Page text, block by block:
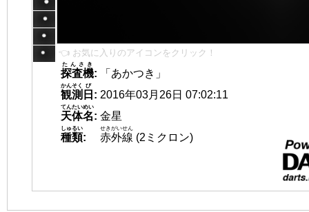
👈 お気に入りのアイコンをクリック！
探査機
たんさき
:
「あかつき」
観測
かんそく
日
び
: 2016年03月26日 07:02:11
天体名
てんたいめい
: 金星
種類
しゅるい
: 赤外線
せきがいせん
(2ミクロン)